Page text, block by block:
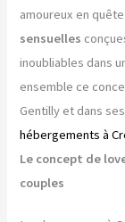
amoureux en
sensuelles
inoubliables dans
ensemble ce
Gentilly et dans
hébergements à
Le concept de
couples